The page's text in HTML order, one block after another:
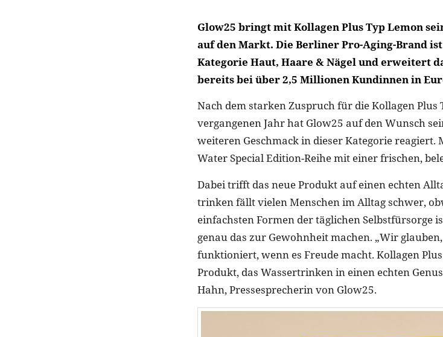
Glow25 bringt mit Kollagen Plus Typ Lemon
auf den Markt. Die Berliner Pro-Aging-Brand
Kategorie Haut, Haare & Nägel und erweitert
bereits bei über 2,5 Millionen Kundinnen in
Nach dem starken Zuspruch für die Kollagen
vergangenen Jahr hat Glow25 auf den Wunsch
weiteren Geschmack in dieser Kategorie reagiert.
Water Special Edition-Reihe mit einer frischen,
Dabei trifft das neue Produkt auf einen echten
trinken fällt vielen Menschen im Alltag schwer,
einfachsten Formen der täglichen Selbstfürsorge
genau das zur Gewohnheit machen. „Wir
funktioniert, wenn es Freude macht. Kollagen
Produkt, das Wassertrinken in einen echten
Hahn, Pressesprecherin von Glow25.